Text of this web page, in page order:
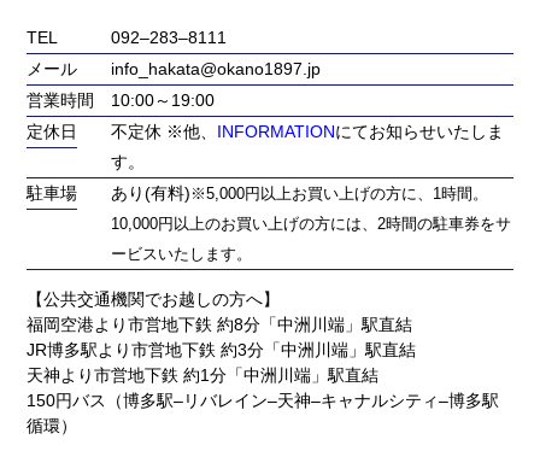
TEL
092‒283‒8111
メール
info_hakata@okano1897.jp
営業時間
10:00～19:00
定休日
不定休 ※他、 INFORMATIONにてお知らせいたしま
す。
駐車場
あり(有料) ※5,000円以上お買い上げの方に、1時間。
10,000円以上のお買い上げの方には、2時間の駐車券をサ
ービスいたします。
【公共交通機関でお越しの方へ】
福岡空港より市営地下鉄 約8分「中洲川端」駅直結
JR博多駅より市営地下鉄 約3分「中洲川端」駅直結
天神より市営地下鉄 約1分「中洲川端」駅直結
150円バス（博多駅‒リバレイン‒天神‒キャナルシティ‒博多駅
循環）